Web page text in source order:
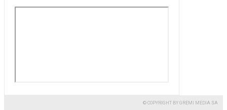
© COPYRIGHT BY GREMI MEDIA SA